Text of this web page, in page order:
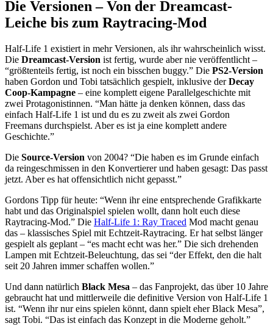
Die Versionen – Von der Dreamcast-
Leiche bis zum Raytracing-Mod
Half-Life 1 existiert in mehr Versionen, als ihr wahrscheinlich wisst.
Die Dreamcast-Version ist fertig, wurde aber nie veröffentlicht –
“größtenteils fertig, ist noch ein bisschen buggy.” Die PS2-Version
haben Gordon und Tobi tatsächlich gespielt, inklusive derDecay
Coop-Kampagne – eine komplett eigene Parallelgeschichte mit
zwei Protagonistinnen. “Man hätte ja denken können, dass das
einfach Half-Life 1 ist und du es zu zweit als zwei Gordon
Freemans durchspielst. Aber es ist ja eine komplett andere
Geschichte.”
Die Source-Version von 2004? “Die haben es im Grunde einfach
da reingeschmissen in den Konvertierer und haben gesagt: Das passt
jetzt. Aber es hat offensichtlich nicht gepasst.”
Gordons Tipp für heute: “Wenn ihr eine entsprechende Grafikkarte
habt und das Originalspiel spielen wollt, dann holt euch diese
Raytracing-Mod.” Die Half-Life 1: Ray Traced Mod macht genau
das – klassisches Spiel mit Echtzeit-Raytracing. Er hat selbst länger
gespielt als geplant – “es macht echt was her.” Die sich drehenden
Lampen mit Echtzeit-Beleuchtung, das sei “der Effekt, den die halt
seit 20 Jahren immer schaffen wollen.”
Und dann natürlich Black Mesa – das Fanprojekt, das über 10 Jahre
gebraucht hat und mittlerweile die definitive Version von Half-Life 1
ist. “Wenn ihr nur eins spielen könnt, dann spielt eher Black Mesa”,
sagt Tobi. “Das ist einfach das Konzept in die Moderne geholt.”